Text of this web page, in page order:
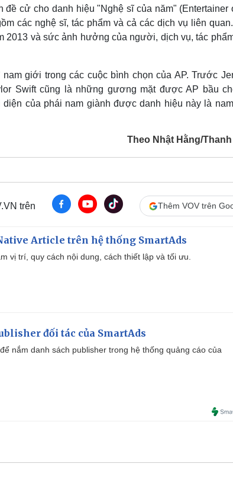
cử cho danh hiệu "Nghệ sĩ của năm" (Entertainer
các nghệ sĩ, tác phẩm và cả các dịch vụ liên
2013 và sức ảnh hưởng của người, dịch vụ, tác
giới trong các cuộc bình chọn của AP. Trước
Swift cũng là những gương mặt được AP bầu
của phái nam giành được danh hiệu này là
Theo Nhật Hằng/
trên Thêm VOV trên
Article trên hệ thống SmartAds
vị trí, quy cách nội dung, cách thiết lập và tối ưu.
đối tác của SmartAds
nắm danh sách publisher trong hệ thống quảng cáo của